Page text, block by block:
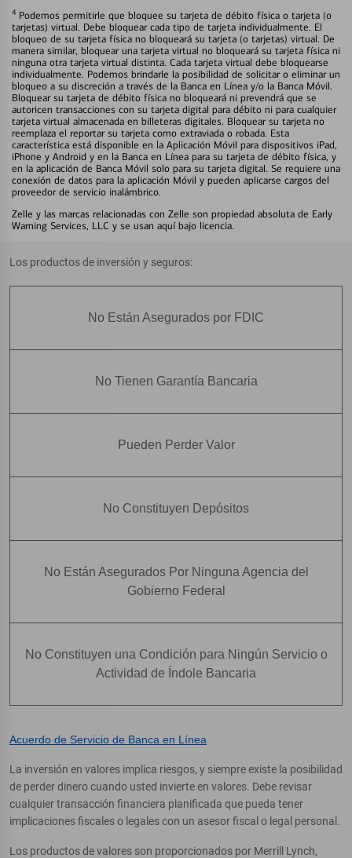
4 Podemos permitirle que bloquee su tarjeta de débito física o tarjeta (o
tarjetas) virtual. Debe bloquear cada tipo de tarjeta individualmente. El
bloqueo de su tarjeta física no bloqueará su tarjeta (o tarjetas) virtual. De
manera similar, bloquear una tarjeta virtual no bloqueará su tarjeta física ni
ninguna otra tarjeta virtual distinta. Cada tarjeta virtual debe bloquearse
individualmente. Podemos brindarle la posibilidad de solicitar o eliminar un
bloqueo a su discreción a través de la Banca en Línea y/o la Banca Móvil.
Bloquear su tarjeta de débito física no bloqueará ni prevendrá que se
autoricen transacciones con su tarjeta digital para débito ni para cualquier
tarjeta virtual almacenada en billeteras digitales. Bloquear su tarjeta no
reemplaza el reportar su tarjeta como extraviada o robada. Esta
característica está disponible en la Aplicación Móvil para dispositivos iPad,
iPhone y Android y en la Banca en Línea para su tarjeta de débito física, y
en la aplicación de Banca Móvil solo para su tarjeta digital. Se requiere una
conexión de datos para la aplicación Móvil y pueden aplicarse cargos del
proveedor de servicio inalámbrico.
Zelle y las marcas relacionadas con Zelle son propiedad absoluta de Early
Warning Services, LLC y se usan aquí bajo licencia.
Los productos de inversión y seguros:
No Están Asegurados por FDIC
No Tienen Garantía Bancaria
Pueden Perder Valor
No Constituyen Depósitos
No Están Asegurados Por Ninguna Agencia del
Gobierno Federal
No Constituyen una Condición para Ningún Servicio o
Actividad de Índole Bancaria
Acuerdo de Servicio de Banca en Línea
La inversión en valores implica riesgos, y siempre existe la posibilidad
de perder dinero cuando usted invierte en valores. Debe revisar
cualquier transacción financiera planificada que pueda tener
implicaciones fiscales o legales con un asesor fiscal o legal personal.
Los productos de valores son proporcionados por Merrill Lynch,